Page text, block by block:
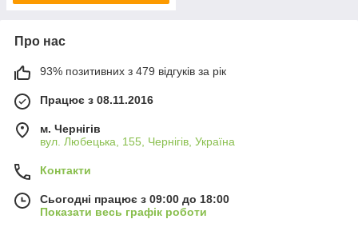
Про нас
93% позитивних з 479 відгуків за рік
Працює з 08.11.2016
м. Чернігів
вул. Любецька, 155, Чернігів, Україна
Контакти
Сьогодні працює з 09:00 до 18:00
Показати весь графік роботи